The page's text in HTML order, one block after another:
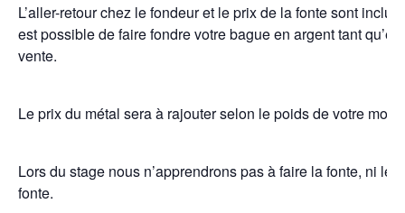
L’aller-retour chez le fondeur et le prix de la fonte sont
est possible de faire fondre votre bague en argent tant
vente.
Le prix du métal sera à rajouter selon le poids de votre
Lors du stage nous n’apprendrons pas à faire la fonte, ni
fonte.